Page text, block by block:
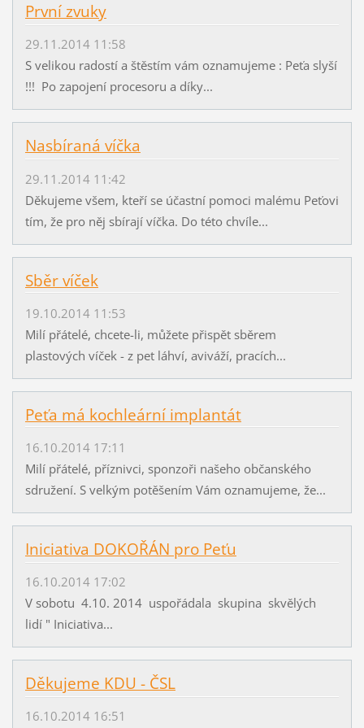
První zvuky
29.11.2014 11:58
S velikou radostí a štěstím vám oznamujeme : Peťa slyší
!!! Po zapojení procesoru a díky...
Nasbíraná víčka
29.11.2014 11:42
Děkujeme všem, kteří se účastní pomoci malému Peťovi
tím, že pro něj sbírají víčka. Do této chvíle...
Sběr víček
19.10.2014 11:53
Milí přátelé, chcete-li, můžete přispět sběrem
plastových víček - z pet láhví, aviváží, pracích...
Peťa má kochleární implantát
16.10.2014 17:11
Milí přátelé, příznivci, sponzoři našeho občanského
sdružení. S velkým potěšením Vám oznamujeme, že...
Iniciativa DOKOŘÁN pro Peťu
16.10.2014 17:02
V sobotu 4.10. 2014 uspořádala skupina skvělých
lidí " Iniciativa...
Děkujeme KDU - ČSL
16.10.2014 16:51